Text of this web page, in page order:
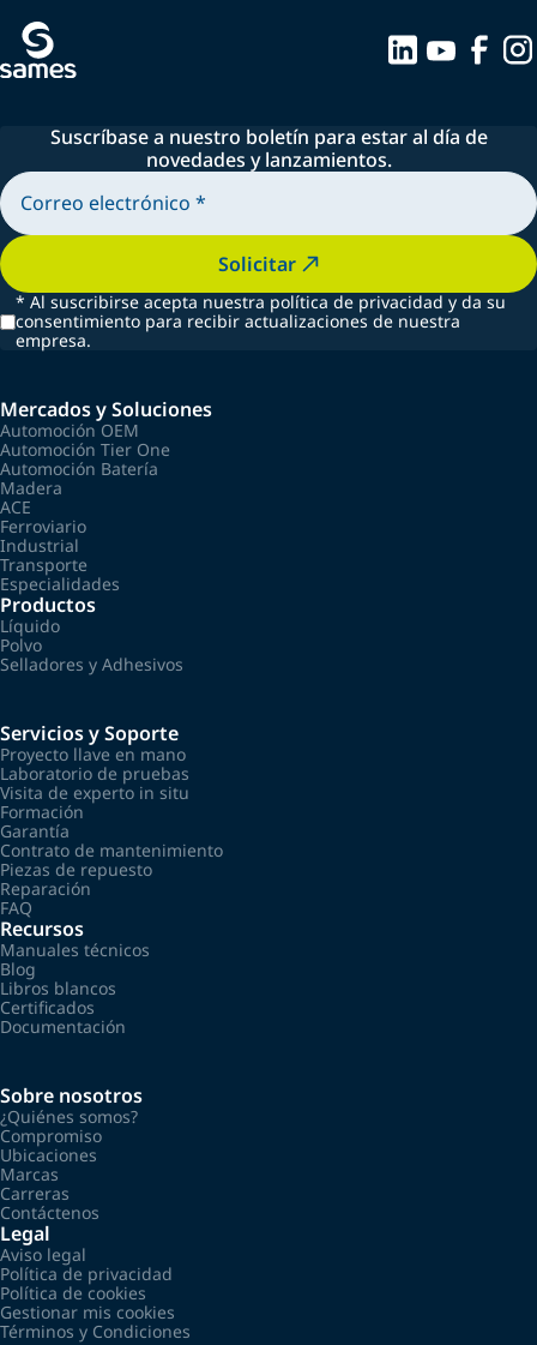
Suscríbase a nuestro boletín para estar al día de
novedades y lanzamientos.
Solicitar
* Al suscribirse acepta nuestra política de privacidad y da su
consentimiento para recibir actualizaciones de nuestra
empresa.
Mercados y Soluciones
Automoción OEM
Automoción Tier One
Automoción Batería
Madera
ACE
Ferroviario
Industrial
Transporte
Especialidades
Productos
Líquido
Polvo
Selladores y Adhesivos
Servicios y Soporte
Proyecto llave en mano
Laboratorio de pruebas
Visita de experto in situ
Formación
Garantía
Contrato de mantenimiento
Piezas de repuesto
Reparación
FAQ
Recursos
Manuales técnicos
Blog
Libros blancos
Certificados
Documentación
Sobre nosotros
¿Quiénes somos?
Compromiso
Ubicaciones
Marcas
Carreras
Contáctenos
Legal
Aviso legal
Política de privacidad
Política de cookies
Gestionar mis cookies
Términos y Condiciones